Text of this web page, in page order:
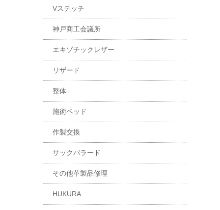
Vステッチ
神戸商工会議所
エキゾチックレザー
リザード
整体
施術ベッド
作製交換
サックバラード
その他革製品修理
HUKURA